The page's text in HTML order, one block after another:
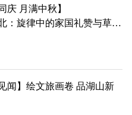
庆 月满中秋】
：旋律中的家国礼赞与草原
北州“喜迎国庆·律动海
闻】绘文旅画卷 品湖山新